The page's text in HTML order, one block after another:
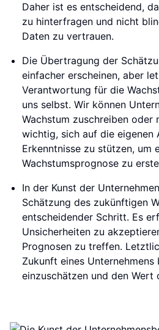
Daher ist es entscheidend,
zu hinterfragen und nicht
Daten zu vertrauen.
Die Übertragung der
einfacher erscheinen, aber
Verantwortung für die
uns selbst. Wir können
Wachstum zuschreiben oder
wichtig, sich auf die eigenen
Erkenntnisse zu stützen, um
Wachstumsprognose zu
In der Kunst der
Schätzung des zukünftigen
entscheidender Schritt. Es
Unsicherheiten zu
Prognosen zu treffen.
Zukunft eines
einzuschätzen und den